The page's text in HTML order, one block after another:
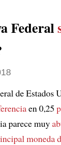
Federal
de Estados
en 0,25
parece muy
moneda